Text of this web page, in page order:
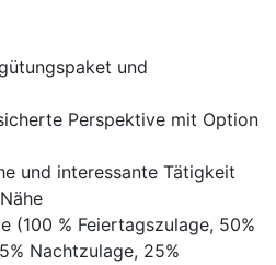
und
Perspektive mit Option
und interessante Tätigkeit
(100 % Feiertagszulage, 50%
Nachtzulage, 25%